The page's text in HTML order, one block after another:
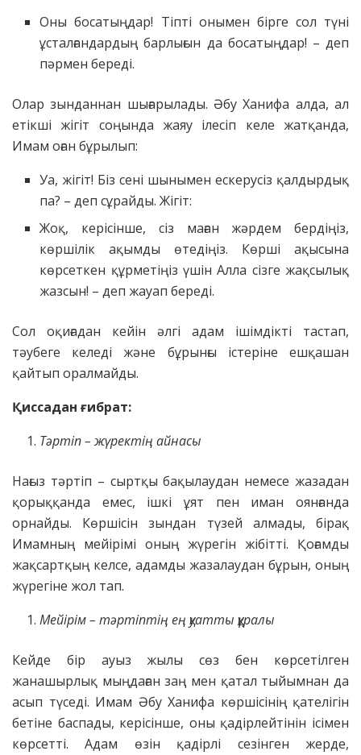
Оны босатыңдар! Тіпті онымен бірге сол түні
ұсталғандардың барлығын да босатыңдар! – деп
пәрмен береді.
Олар зынданнан шығарылады. Әбу Ханифа алда, ал
етікші жігіт соңында жаяу ілесіп келе жатқанда,
Имам оған бұрылып:
Уа, жігіт! Біз сені шынымен ескерусіз қалдырдық
па? – деп сұрайды. Жігіт:
Жоқ, керісінше, сіз маған жәрдем бердіңіз,
көршілік ақымды өтедіңіз. Көрші ақысына
көрсеткен құрметіңіз үшін Алла сізге жақсылық
жазсын! – деп жауап береді.
Сол оқиғадан кейін әлгі адам ішімдікті тастап,
тәубеге келеді және бұрынғы істеріне ешқашан
қайтып оралмайды.
Қиссадан ғибрат:
Тәртіп – жүректің айнасы
Нағыз тәртіп – сыртқы бақылаудан немесе жазадан
қорыққанда емес, ішкі ұят пен иман оянғанда
орнайды. Көршісін зындан түзей алмады, бірақ
Имамның мейірімі оның жүрегін жібітті. Қоғамды
жақсартқың келсе, адамды жазалаудан бұрын, оның
жүрегіне жол тап.
Мейірім – тәртіптің ең қуатты құралы
Кейде бір ауыз жылы сөз бен көрсетілген
жанашырлық мыңдаған заң мен қатал тыйымнан да
асып түседі. Имам Әбу Ханифа көршісінің қателігін
бетіне баспады, керісінше, оны қадірлейтінін ісімен
көрсетті. Адам өзін қадірлі сезінген жерде,